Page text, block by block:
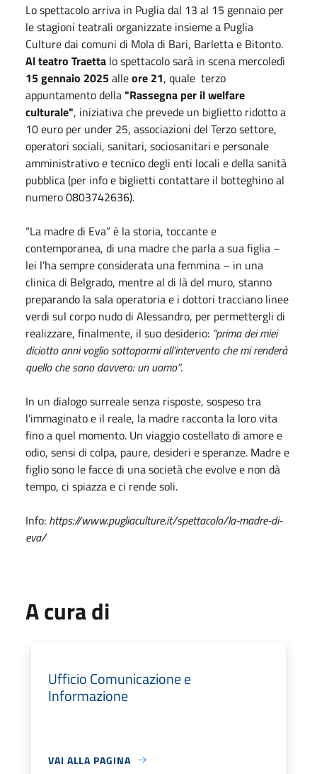
Lo spettacolo arriva in Puglia dal 13 al 15 gennaio per
le stagioni teatrali organizzate insieme a Puglia
Culture dai comuni di Mola di Bari, Barletta e Bitonto.
Al teatro Traetta lo spettacolo sarà in scena mercoledì
15 gennaio 2025alleore 21, quale terzo
appuntamento della"Rassegna per il welfare
culturale", iniziativa che prevede un biglietto ridotto a
10 euro per under 25, associazioni del Terzo settore,
operatori sociali, sanitari, sociosanitari e personale
amministrativo e tecnico degli enti locali e della sanità
pubblica (per info e biglietti contattare il botteghino al
numero 0803742636).
“La madre di Eva” è la storia, toccante e
contemporanea, di una madre che parla a sua figlia –
lei l’ha sempre considerata una femmina – in una
clinica di Belgrado, mentre al di là del muro, stanno
preparando la sala operatoria e i dottori tracciano linee
verdi sul corpo nudo di Alessandro, per permettergli di
realizzare, finalmente, il suo desiderio: “prima dei miei
diciotto anni voglio sottopormi all’intervento che mi renderà
quello che sono davvero: un uomo”.
In un dialogo surreale senza risposte, sospeso tra
l’immaginato e il reale, la madre racconta la loro vita
fino a quel momento. Un viaggio costellato di amore e
odio, sensi di colpa, paure, desideri e speranze. Madre e
figlio sono le facce di una società che evolve e non dà
tempo, ci spiazza e ci rende soli.
Info: https://www.pugliaculture.it/spettacolo/la-madre-di-
eva/
A cura di
Ufficio Comunicazione e
Informazione
VAI ALLA PAGINA